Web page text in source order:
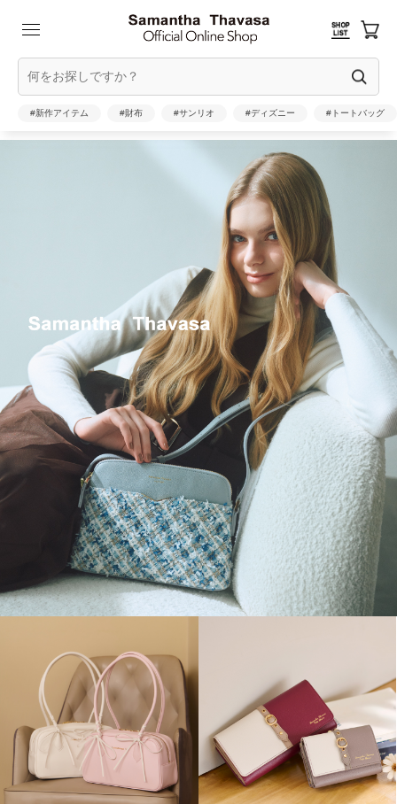
#新作アイテム #財布 #サンリオ #ディズニー #トートバッグ